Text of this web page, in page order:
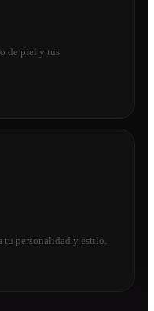
de piel y tus
tu personalidad y estilo.